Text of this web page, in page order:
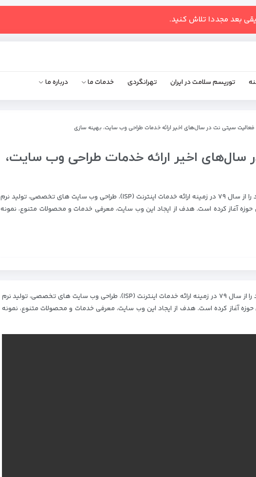
بعد مجددا تلاش کنید.
توریسم سلامت در ایران تهرانگردی خدمات ما درباره ما
سیتی نت در سال‌های اخیر ارائه خدمات طراحی وب سایت، بهینه سازی
اخیر ارائه خدمات طراحی وب سایت،
راهکار‌های فناوری اطلاعات سیتی نت، فعالیت خود را از سال ۷۹ در زمینه ارائه خدمات اینترنت (ISP)، طراحی وب سایت های تخصصی، تولید نرم
آغاز کرده است. هدف از ایجاد این وب‌ سایت، معرفی خدمات و محصولات متنوع، نمونه
راهکار‌های فناوری اطلاعات سیتی نت، فعالیت خود را از سال ۷۹ در زمینه ارائه خدمات اینترنت (ISP)، طراحی وب سایت های تخصصی، تولید نرم
آغاز کرده است. هدف از ایجاد این وب‌ سایت، معرفی خدمات و محصولات متنوع، نمونه